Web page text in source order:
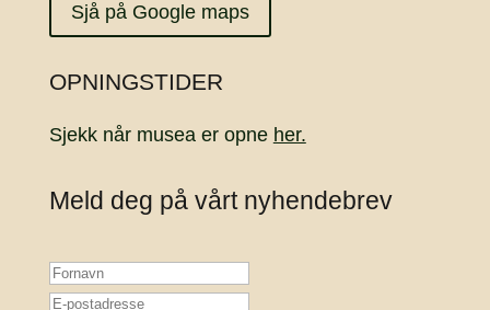
Sjå på Google maps
OPNINGSTIDER
Sjekk når musea er opne her.
Meld deg på vårt nyhendebrev